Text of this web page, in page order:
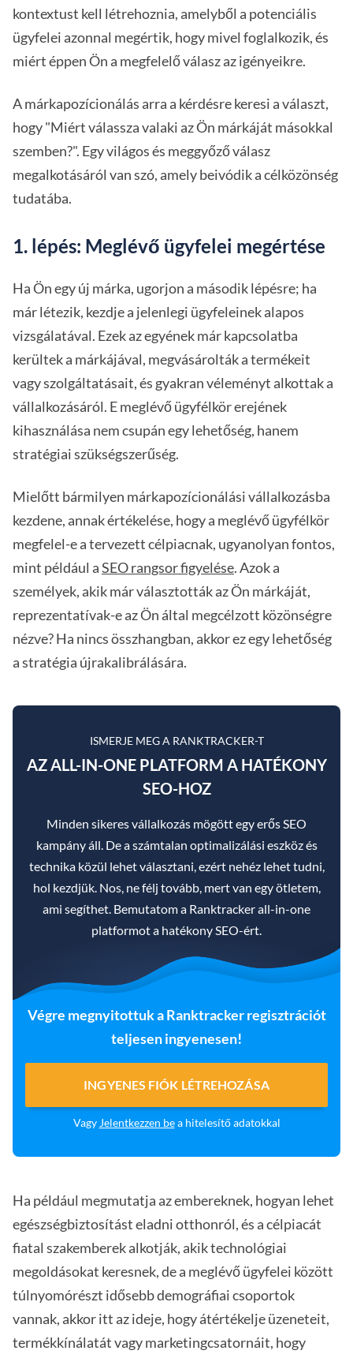
kontextust kell létrehoznia, amelyből a potenciális
ügyfelei azonnal megértik, hogy mivel foglalkozik, és
miért éppen Ön a megfelelő válasz az igényeikre.
A márkapozícionálás arra a kérdésre keresi a választ,
hogy "Miért válassza valaki az Ön márkáját másokkal
szemben?". Egy világos és meggyőző válasz
megalkotásáról van szó, amely beivódik a célközönség
tudatába.
1. lépés: Meglévő ügyfelei megértése
Ha Ön egy új márka, ugorjon a második lépésre; ha
már létezik, kezdje a jelenlegi ügyfeleinek alapos
vizsgálatával. Ezek az egyének már kapcsolatba
kerültek a márkájával, megvásárolták a termékeit
vagy szolgáltatásait, és gyakran véleményt alkottak a
vállalkozásáról. E meglévő ügyfélkör erejének
kihasználása nem csupán egy lehetőség, hanem
stratégiai szükségszerűség.
Mielőtt bármilyen márkapozícionálási vállalkozásba
kezdene, annak értékelése, hogy a meglévő ügyfélkör
megfelel-e a tervezett célpiacnak, ugyanolyan fontos,
mint például aSEO rangsor figyelése. Azok a
személyek, akik már választották az Ön márkáját,
reprezentatívak-e az Ön által megcélzott közönségre
nézve? Ha nincs összhangban, akkor ez egy lehetőség
a stratégia újrakalibrálására.
ISMERJE MEG A RANKTRACKER-T
AZ ALL-IN-ONE PLATFORM A HATÉKONY
SEO-HOZ
Minden sikeres vállalkozás mögött egy erős SEO
kampány áll. De a számtalan optimalizálási eszköz és
technika közül lehet választani, ezért nehéz lehet tudni,
hol kezdjük. Nos, ne félj tovább, mert van egy ötletem,
ami segíthet. Bemutatom a Ranktracker all-in-one
platformot a hatékony SEO-ért.
Végre megnyitottuk a Ranktracker regisztrációt
teljesen ingyenesen!
INGYENES FIÓK LÉTREHOZÁSA
Vagy Jelentkezzen bea hitelesítő adatokkal
Ha például megmutatja az embereknek, hogyan lehet
egészségbiztosítást eladni otthonról, és a célpiacát
fiatal szakemberek alkotják, akik technológiai
megoldásokat keresnek, de a meglévő ügyfelei között
túlnyomórészt idősebb demográfiai csoportok
vannak, akkor itt az ideje, hogy átértékelje üzeneteit,
termékkínálatát vagy marketingcsatornáit, hogy